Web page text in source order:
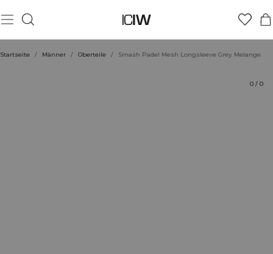
Startseite / Männer / Oberteile / Smash Padel Mesh Longsleeve Grey Melange
0 / 0